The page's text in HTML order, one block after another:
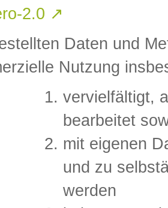
2.0 ↗
Daten und
Nutzung
vervielfältigt,
bearbeitet
mit eigenen
und zu
werden